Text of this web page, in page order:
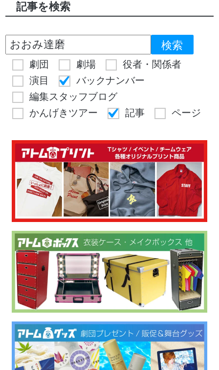
記事を検索
劇団 劇場
役者・関係者
演目
バックナンバー
編集スタッフブログ
かんげきツアー
記事 ページ